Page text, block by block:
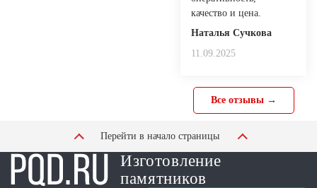
качество и цена.
Наталья Сучкова
11.09.2025
Все отзывы →
Перейти в начало страницы
Изготовление
памятников